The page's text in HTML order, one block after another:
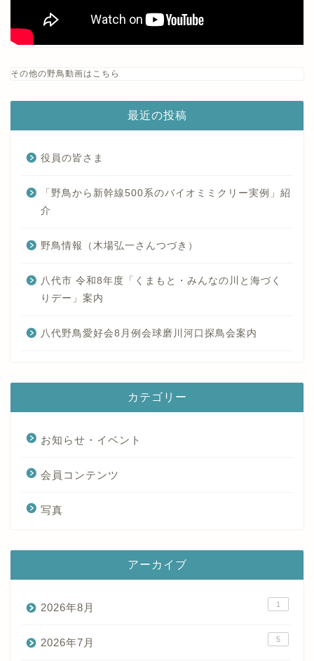
その他の野鳥動画はこちら
最近の投稿
役員の皆さま
「野鳥から新幹線500系のバイオミミクリー実例」紹
介
野鳥情報（木場弘一さんつづき）
八代市 令和8年度「くまもと・みんなの川と海づく
りデー」案内
八代野鳥愛好会8月例会球磨川河口探鳥会案内
カテゴリー
お知らせ・イベント
会員コンテンツ
写真
アーカイブ
2026年8月 1
2026年7月 5